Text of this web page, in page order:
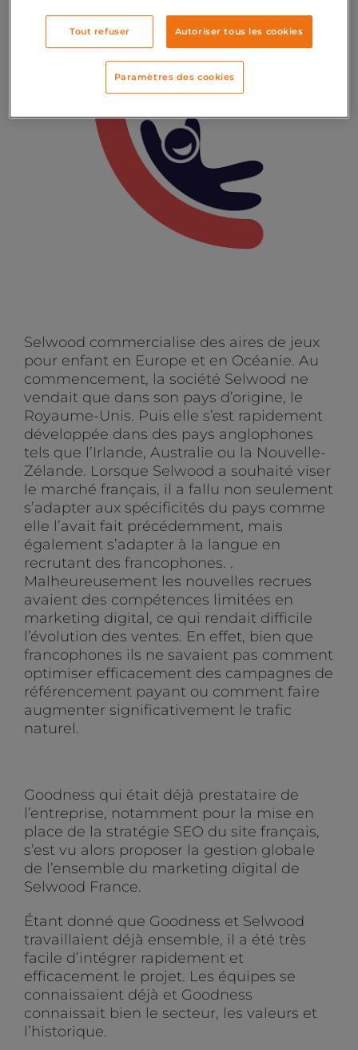
Selwood commercialise des aires de jeux
pour enfant en Europe et en Océanie. Au
commencement, la société Selwood ne
vendait que dans son pays d’origine, le
Royaume-Unis. Puis elle s’est rapidement
développée dans des pays anglophones
tels que l’Irlande, Australie ou la Nouvelle-
Zélande. Lorsque Selwood a souhaité viser
le marché français, il a fallu non seulement
s’adapter aux spécificités du pays comme
elle l’avait fait précédemment, mais
également s’adapter à la langue en
recrutant des francophones. .
Malheureusement les nouvelles recrues
avaient des compétences limitées en
marketing digital, ce qui rendait difficile
l’évolution des ventes. En effet, bien que
francophones ils ne savaient pas comment
optimiser efficacement des campagnes de
référencement payant ou comment faire
augmenter significativement le trafic
naturel.
Goodness qui était déjà prestataire de
l’entreprise, notamment pour la mise en
place de la stratégie SEO du site français,
s’est vu alors proposer la gestion globale
de l’ensemble du marketing digital de
Selwood France.
Étant donné que Goodness et Selwood
travaillaient déjà ensemble, il a été très
facile d’intégrer rapidement et
efficacement le projet. Les équipes se
connaissaient déjà et Goodness
connaissait bien le secteur, les valeurs et
l’historique.
Tout refuser Autoriser tous les cookies
Paramètres des cookies